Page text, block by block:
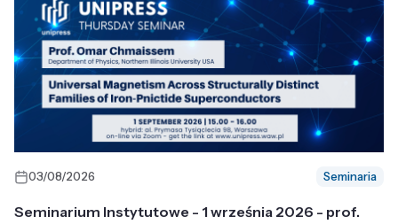
03/08/2026 Seminaria
Seminarium Instytutowe - 1 września 2026 - prof.